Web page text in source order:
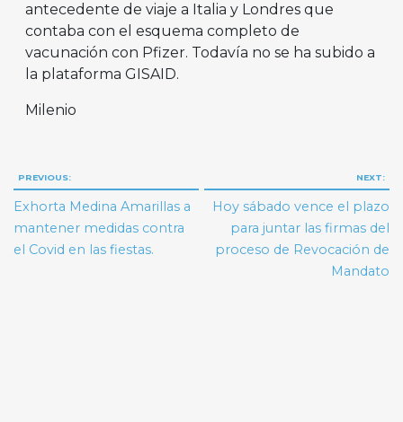
antecedente de viaje a Italia y Londres que
contaba con el esquema completo de
vacunación con Pfizer. Todavía no se ha subido a
la plataforma GISAID.
Milenio
Navegación
de
entradas
PREVIOUS:
Exhorta Medina Amarillas a
mantener medidas contra
el Covid en las fiestas.
NEXT:
Hoy sábado vence el plazo
para juntar las firmas del
proceso de Revocación de
Mandato